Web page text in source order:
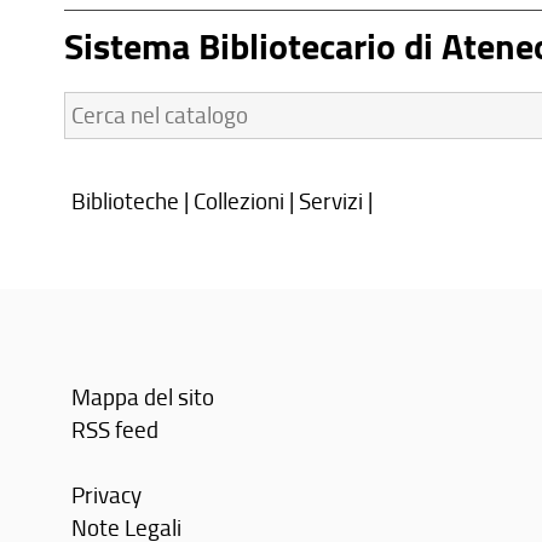
Sistema Bibliotecario di
Cerca
nel
Biblioteche | Collezioni | Servizi |
Mappa del sito
RSS feed
Privacy
Note Legali